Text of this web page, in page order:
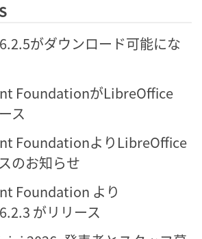
がダウンロード可能にな
FoundationがLibreOffice
ス
FoundationよりLibreOffice
のお知らせ
Foundation より
がリリース